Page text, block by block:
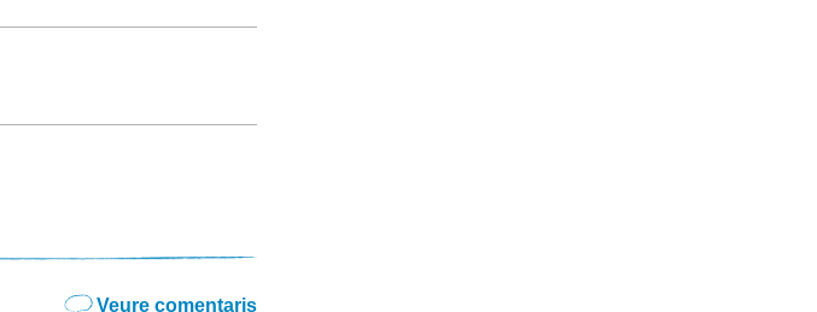
Veure comentaris